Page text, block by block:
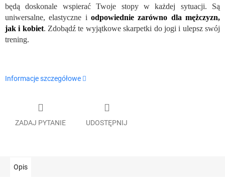
będą doskonale wspierać Twoje stopy w każdej sytuacji. Są
uniwersalne, elastyczne i odpowiednie zarówno dla mężczyzn,
jak i kobiet. Zdobądź te wyjątkowe skarpetki do jogi i ulepsz swój
trening.
Informacje szczegółowe
ZADAJ PYTANIE UDOSTĘPNIJ
Opis